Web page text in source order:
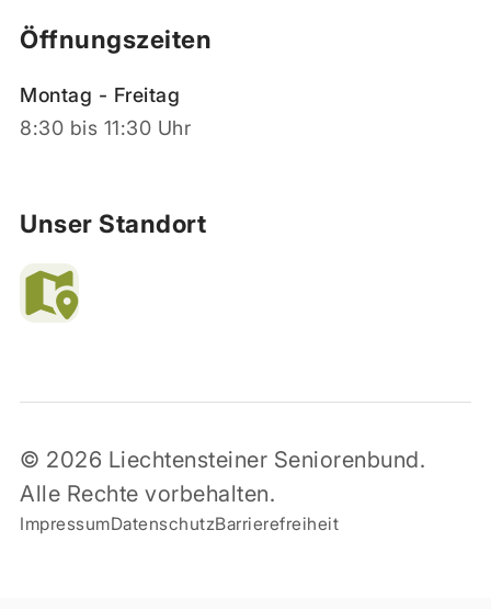
Öffnungszeiten
Montag - Freitag
8:30 bis 11:30 Uhr
Unser Standort
© 2026 Liechtensteiner Seniorenbund.
Alle Rechte vorbehalten.
ImpressumDatenschutzBarrierefreiheit